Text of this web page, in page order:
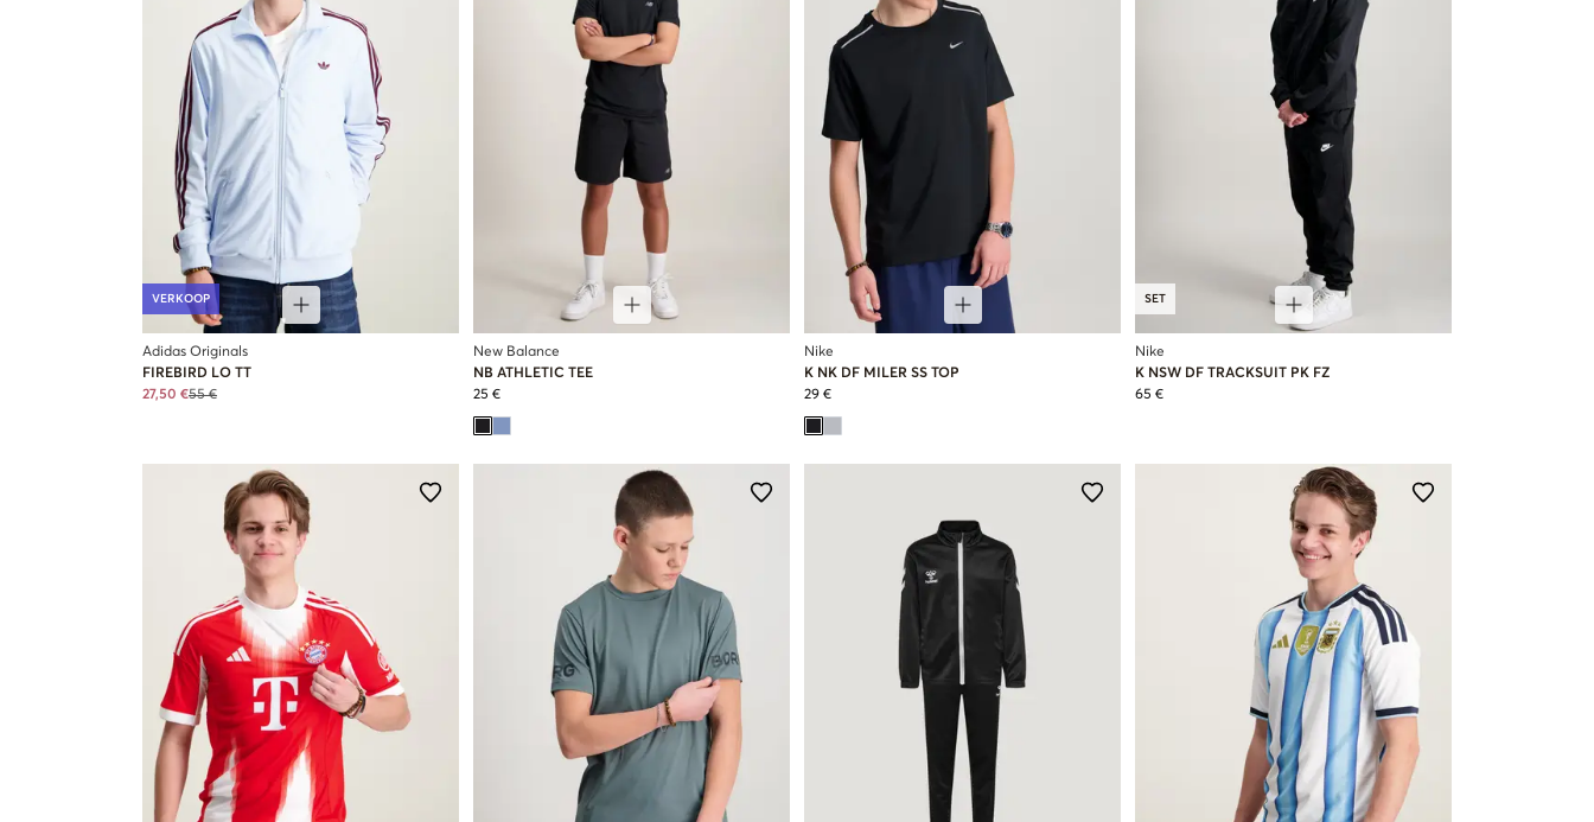
VERKOOP
Adidas Originals
FIREBIRD LO TT
27,50 €55 €
New Balance
NB ATHLETIC TEE
25 €
Nike
K NK DF MILER SS TOP
29 €
SET
Nike
K NSW DF TRACKSUIT PK FZ
65 €